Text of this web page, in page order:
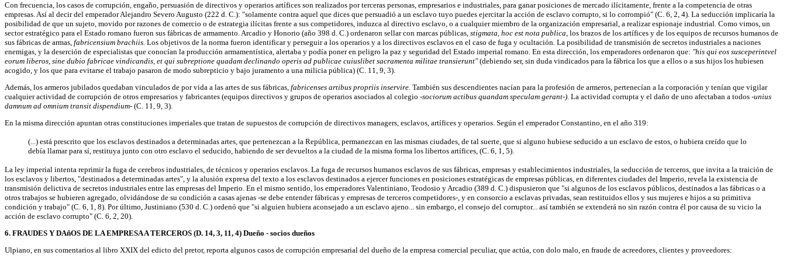
Con frecuencia, los casos de corrupción, engaño, persuasión de directivos y operarios artífices son realizados por terceras personas, empresarios e industriales, para ganar posiciones de mercado ilícitamente, frente a la competencia de otras
empresas. Así al decir del emperador Alejandro Severo Augusto (222 d. C.): "solamente contra aquel que dices que persuadió a un esclavo tuyo puedes ejercitar la acción de esclavo corrupto, si lo corrompió" (C. 6, 2, 4). La seducción implicaría la
posibilidad de que un sujeto, movido por razones de comercio o de estrategia ilícitas frente a sus competidores, induzca al directivo esclavo, o a cualquier miembro de la organización empresarial, a realizar espionaje industrial. Como vimos, un
sector estratégico para el Estado romano fueron sus fábricas de armamento. Arcadio y Honorio (año 398 d. C.) ordenaron sellar con marcas públicas, stigmata, hoc est nota publica, los brazos de los artífices y de los equipos de recursos humanos de
sus fábricas de armas, fabricensium brachiis. Los objetivos de la norma fueron identificar y perseguir a los operarios y a los directivos esclavos en el caso de fuga y ocultación. La posibilidad de transmisión de secretos industriales a naciones
enemigas, y la deserción de especialistas que conocían la producción armamentística, alertaba y podía poner en peligro la paz y seguridad del Estado imperial romano. En esta dirección, los emperadores ordenaron que: "his qui eos susceperintvel
eorum liberos, sine dubio fabricae vindicandis, et qui subreptione quadam declinando operis ad publicae cuiuslibet sacramenta militae transierunt"(debiendo ser, sin duda vindicados para la fábrica los que a ellos o a sus hijos los hubiesen
acogido, y los que para evitarse el trabajo pasaron de modo subrepticio y bajo juramento a una milicia pública) (C. 11, 9, 3).
Además, los armeros jubilados quedaban vinculados de por vida a las artes de sus fábricas, fabricenses artibus propriis inservire. También sus descendientes nacían para la profesión de armeros, pertenecían a la corporación y tenían que vigilar
cualquier actividad de corrupción de otros empresarios y fabricantes (equipos directivos y grupos de operarios asociados al colegio -sociorum actibus quandam speculam gerant-). La actividad corrupta y el daño de uno afectaban a todos -unius
damnum ad omnium transit dispendium- (C. 11, 9, 3).
En la misma dirección apuntan otras constituciones imperiales que tratan de supuestos de corrupción de directivos managers, esclavos, artífices y operarios. Según el emperador Constantino, en el año 319:
(...) está prescrito que los esclavos destinados a determinadas artes, que pertenezcan a la República, permanezcan en las mismas ciudades, de tal suerte, que si alguno hubiese seducido a un esclavo de estos, o hubiera creído que lo
debía llamar para sí, restituya junto con otro esclavo el seducido, habiendo de ser devueltos a la ciudad de la misma forma los libertos artífices, (C. 6, 1, 5).
La ley imperial intenta reprimir la fuga de cerebros industriales, de técnicos y operarios esclavos. La fuga de recursos humanos esclavos de sus fábricas, empresas y establecimientos industriales, la seducción de terceros, que invita a la traición de
los esclavos y libertos, "destinados a determinadas artes", y la alusión expresa del texto a los esclavos destinados a ejercer funciones en posiciones estratégicas de empresas públicas, en diferentes ciudades del Imperio, revela la existencia de
transmisión delictiva de secretos industriales entre las empresas del Imperio. En el mismo sentido, los emperadores Valentiniano, Teodosio y Arcadio (389 d. C.) dispusieron que "si algunos de los esclavos públicos, destinados a las fábricas o a
otros trabajos se hubieren agregado, olvidándose de su condición a casas ajenas -se debe entender fábricas y empresas de terceros competidores-, y en consorcio a esclavas privadas, sean restituidos ellos y sus mujeres e hijos a su primitiva
condición y trabajo" (C. 6, 1, 8). Por último, Justiniano (530 d. C.) ordenó que "si alguien hubiera aconsejado a un esclavo ajeno... sin embargo, el consejo del corruptor... así también se extenderá no sin razón contra él por causa de su vicio la
acción de esclavo corrupto" (C. 6, 2, 20).
6. FRAUDES Y DAñOS DE LA EMPRESA A TERCEROS (D. 14, 3, 11, 4) Dueño - socios dueños
Ulpiano, en sus comentarios al libro XXIX del edicto del pretor, reporta algunos casos de corrupción empresarial del dueño de la empresa comercial peculiar, que actúa, con dolo malo, en fraude de acreedores, clientes y proveedores: